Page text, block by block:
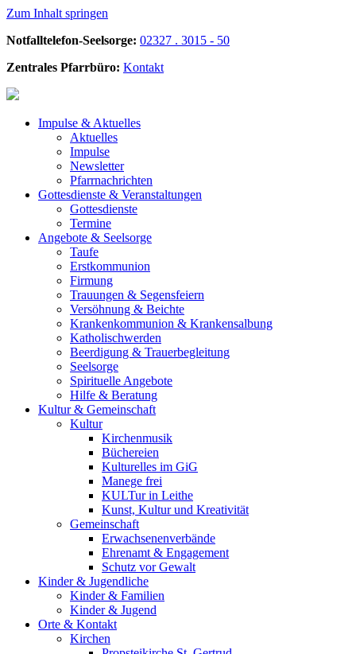
Zum Inhalt springen
Notfalltelefon-Seelsorge: 02327 . 3015 - 50
Zentrales Pfarrbüro: Kontakt
Impulse & Aktuelles
Aktuelles
Impulse
Newsletter
Pfarrnachrichten
Gottesdienste & Veranstaltungen
Gottesdienste
Termine
Angebote & Seelsorge
Taufe
Erstkommunion
Firmung
Trauungen & Segensfeiern
Versöhnung & Beichte
Krankenkommunion & Krankensalbung
Katholischwerden
Beerdigung & Trauerbegleitung
Seelsorge
Spirituelle Angebote
Hilfe & Beratung
Kultur & Gemeinschaft
Kultur
Kirchenmusik
Büchereien
Kulturelles im GiG
Manege frei
KULTur in Leithe
Kunst, Kultur und Kreativität
Gemeinschaft
Erwachsenenverbände
Ehrenamt & Engagement
Schutz vor Gewalt
Kinder & Jugendliche
Kinder & Familien
Kinder & Jugend
Orte & Kontakt
Kirchen